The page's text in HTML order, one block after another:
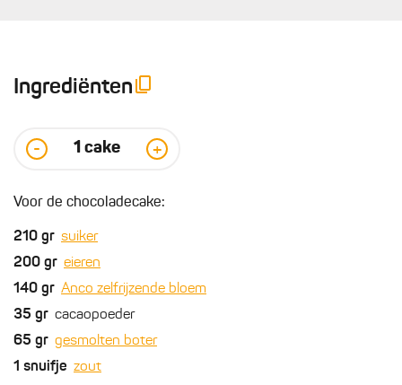
Ingrediënten
- 1 cake +
Voor de chocoladecake:
210 gr suiker
200 gr eieren
140 gr Anco zelfrijzende bloem
35 gr cacaopoeder
65 gr gesmolten boter
1 snuifje zout